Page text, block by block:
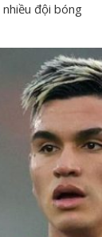
đội bóng